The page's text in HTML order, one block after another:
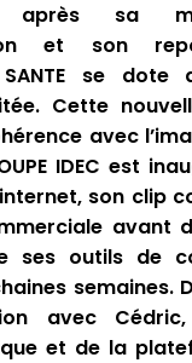
après sa
et son
se dote
Cette
avec
IDEC est
son clip
avant
ses outils de
semaines.
avec Cédric,
et de la